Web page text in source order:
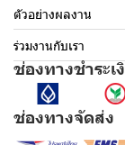
ตัวอย่างผลงาน
ร่วมงานกับเรา
ช่องทางชำระเ
ช่องทางจัดส่ง